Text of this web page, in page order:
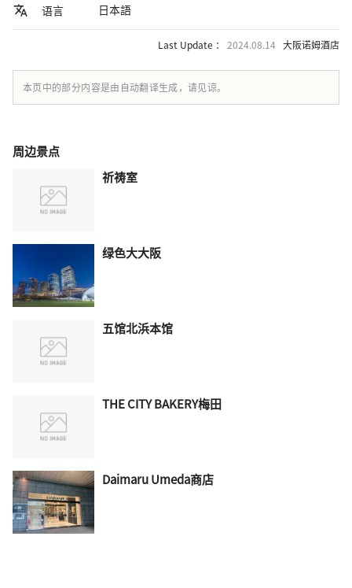
语言 日本語
Last Update ： 2024.08.14 大阪诺姆酒店
本页中的部分内容是由自动翻译生成，请见谅。
周边景点
祈祷室
绿色大大阪
五馆北浜本馆
THE CITY BAKERY梅田
Daimaru Umeda商店